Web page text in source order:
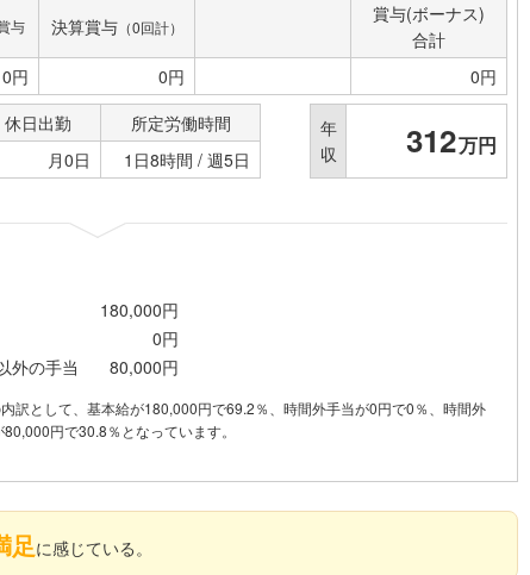
与 決算賞与（0回計）
賞与(ボーナス)
合計
0円 0円 0円
休日出勤
所定労働時間
月0日 1日8時間 / 週5日
年
収
312万円
180,000円
0円
外の手当
80,000円
訳として、基本給が180,000円で69.2％、時間外手当が0円で0％、時間外
円で30.8％となっています。
足に感じている。